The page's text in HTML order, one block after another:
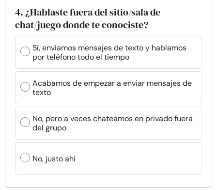
4. ¿Hablaste fuera del sitio/sala de
chat/juego donde te conociste?
Sí, enviamos mensajes de texto y hablamos
por teléfono todo el tiempo
Acabamos de empezar a enviar mensajes de
texto
No, pero a veces chateamos en privado fuera
del grupo
No, justo ahí